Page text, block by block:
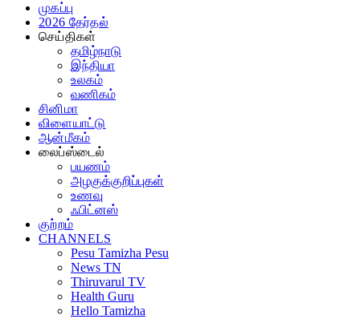
முகப்பு
2026 தேர்தல்
செய்திகள்
தமிழ்நாடு
இந்தியா
உலகம்
வணிகம்
சினிமா
விளையாட்டு
ஆன்மீகம்
லைப்ஸ்டைல்
பயணம்
அழகுக்குறிப்புகள்
உணவு
ஃபிட்னஸ்
குற்றம்
CHANNELS
Pesu Tamizha Pesu
News TN
Thiruvarul TV
Health Guru
Hello Tamizha